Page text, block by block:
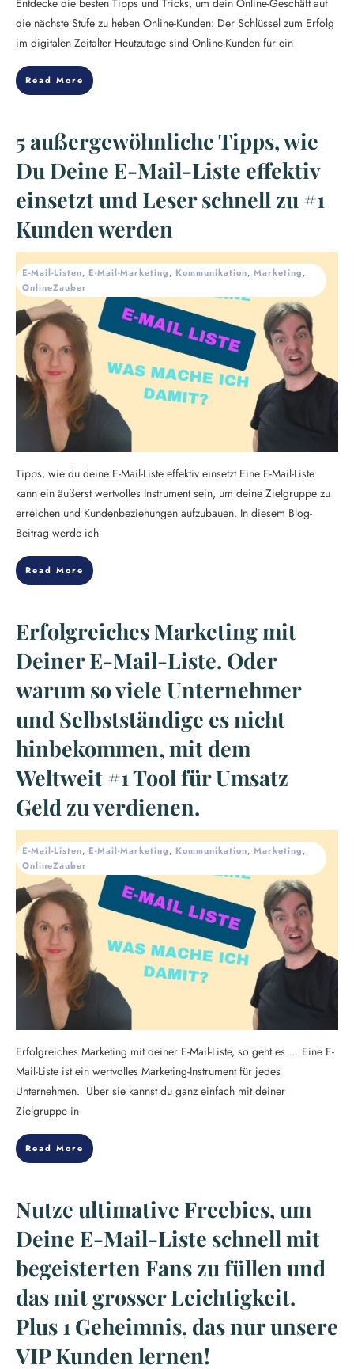
die nächste Stufe zu heben Online-Kunden: Der Schlüssel zum Erfolg
im digitalen Zeitalter Heutzutage sind Online-Kunden für ein
Read More
5 außergewöhnliche Tipps, wie
Du Deine E-Mail-Liste effektiv
einsetzt und Leser schnell zu #1
Kunden werden
E-Mail-Listen, E-Mail-Marketing, Kommunikation, Marketing,
OnlineZauber
Tipps, wie du deine E-Mail-Liste effektiv einsetzt Eine E-Mail-Liste
kann ein äußerst wertvolles Instrument sein, um deine Zielgruppe zu
erreichen und Kundenbeziehungen aufzubauen. In diesem Blog-
Beitrag werde ich
Read More
Erfolgreiches Marketing mit
Deiner E-Mail-Liste. Oder
warum so viele Unternehmer
und Selbstständige es nicht
hinbekommen, mit dem
Weltweit #1 Tool für Umsatz
Geld zu verdienen.
E-Mail-Listen, E-Mail-Marketing, Kommunikation, Marketing,
OnlineZauber
Erfolgreiches Marketing mit deiner E-Mail-Liste, so geht es … Eine E-
Mail-Liste ist ein wertvolles Marketing-Instrument für jedes
Unternehmen. Über sie kannst du ganz einfach mit deiner
Zielgruppe in
Read More
Nutze ultimative Freebies, um
Deine E-Mail-Liste schnell mit
begeisterten Fans zu füllen und
das mit grosser Leichtigkeit.
Plus 1 Geheimnis, das nur unsere
VIP Kunden lernen!